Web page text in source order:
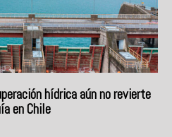
hídrica aún no revierte
en Chile